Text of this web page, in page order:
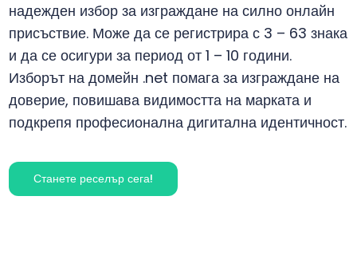
надежден избор за изграждане на силно онлайн
присъствие. Може да се регистрира с 3 – 63 знака
и да се осигури за период от 1 – 10 години.
Изборът на домейн .net помага за изграждане на
доверие, повишава видимостта на марката и
подкрепя професионална дигитална идентичност.
Станете реселър сега!